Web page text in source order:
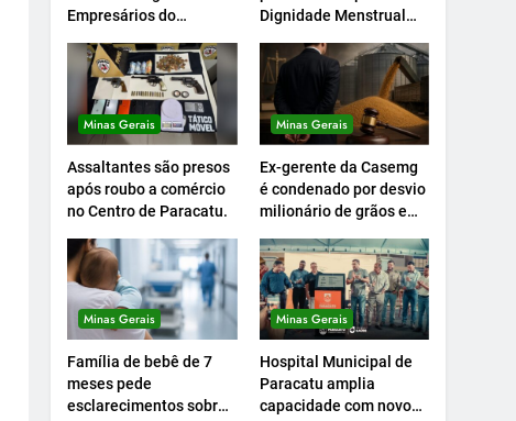
Empresários do
Dignidade Menstrual
Minas Gerais
Assaltantes são presos
após roubo a comércio
no Centro de Paracatu.
Minas Gerais
Ex-gerente da Casemg
é condenado por desvio
milionário de grãos em
Minas Gerais
Família de bebê de 7
meses pede
esclarecimentos sobre
Minas Gerais
Hospital Municipal de
Paracatu amplia
capacidade com novo